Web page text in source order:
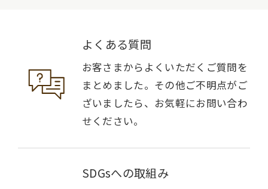
よくある質問
お客さまからよくいただくご質問を
まとめました。その他ご不明点がご
ざいましたら、お気軽にお問い合わ
せください。
SDGsへの取組み